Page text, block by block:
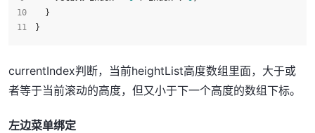
  }
}
currentIndex判断，当前heightList高度数组里面，大于或
者等于当前滚动的高度，但又小于下一个高度的数组下标。
左边菜单绑定